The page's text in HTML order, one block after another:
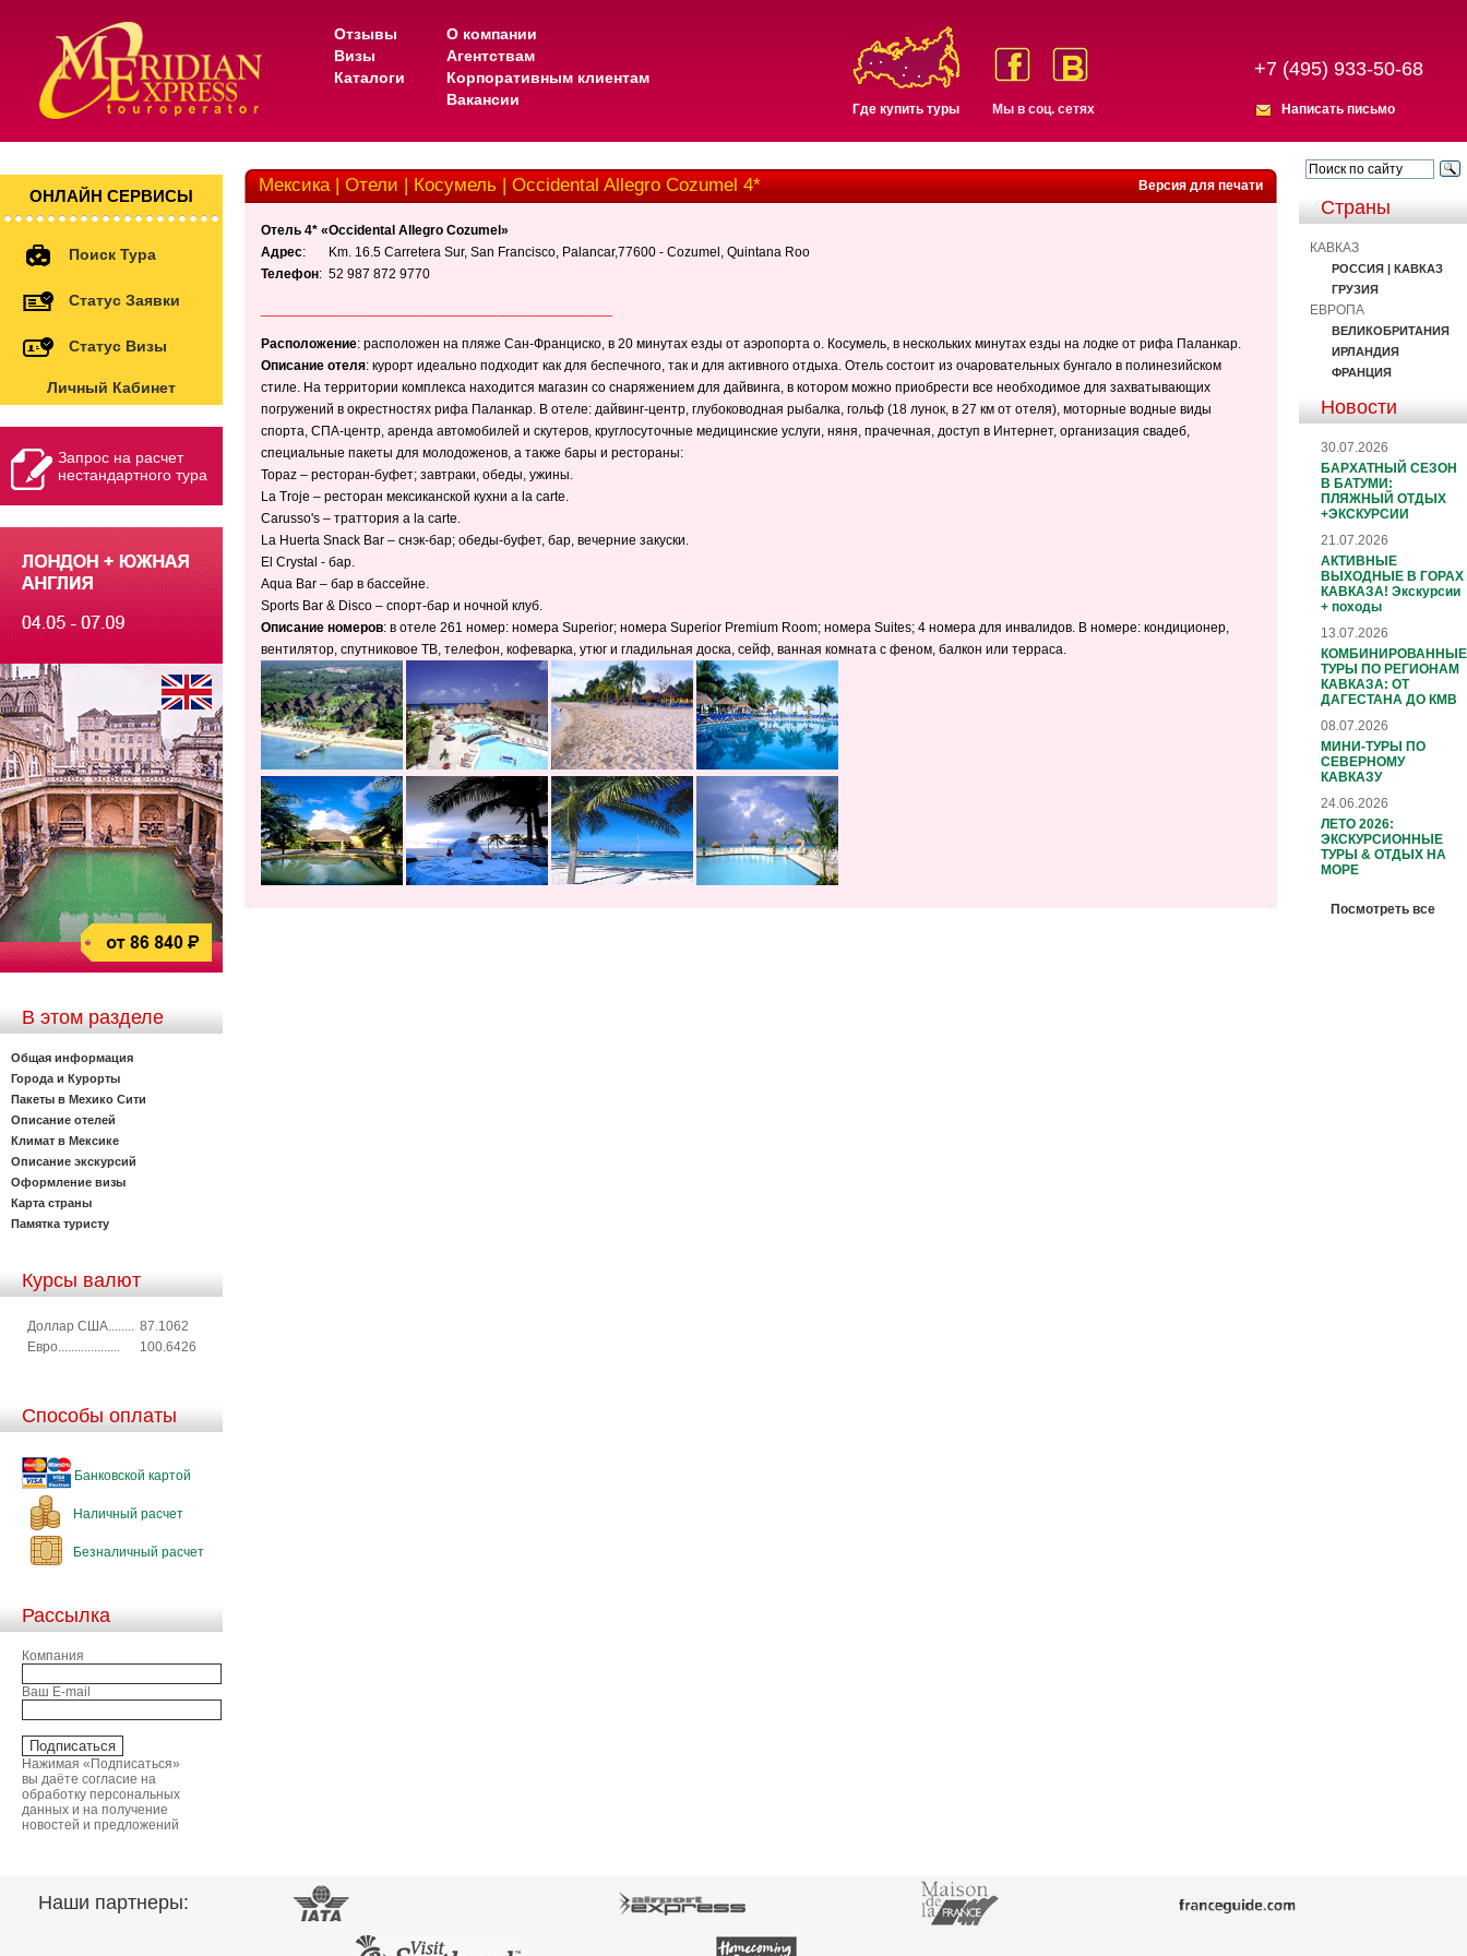
Отзывы
Визы
Каталоги
О компании
Агентствам
Корпоративным клиентам
Вакансии
Где купить туры Мы в соц. сетях
+7 (495) 933-50-68
Написать письмо
ОНЛАЙН СЕРВИСЫ
Поиск Тура
Статус Заявки
Статус Визы
Личный Кабинет
Запрос на расчет
нестандартного тура
В этом разделе
Общая информация
Города и Курорты
Пакеты в Мехико Сити
Описание отелей
Климат в Мексике
Описание экскурсий
Оформление визы
Карта страны
Памятка туристу
Курсы валют
Доллар США........ 87.1062
Евро...................
100.6426
Способы оплаты
Банковской картой
Наличный расчет
Безналичный расчет
Рассылка
Компания
Ваш E-mail
Нажимая «Подписаться»
вы даёте согласие на
обработку персональных
данных и на получение
новостей и предложений
Версия для печати
Мексика | Отели | Косумель | Occidental Allegro Cozumel 4*
Отель 4* «Occidental Allegro Cozumel»
Адрес: Km. 16.5 Carretera Sur, San Francisco, Palancar,77600 - Cozumel, Quintana Roo
Телефон: 52 987 872 9770
Расположение: расположен на пляже Сан-Франциско, в 20 минутах езды от аэропорта о. Косумель, в нескольких минутах езды на лодке от рифа Паланкар.
Описание отеля: курорт идеально подходит как для беспечного, так и для активного отдыха. Отель состоит из очаровательных бунгало в полинезийском
стиле. На территории комплекса находится магазин со снаряжением для дайвинга, в котором можно приобрести все необходимое для захватывающих
погружений в окрестностях рифа Паланкар. В отеле: дайвинг-центр, глубоководная рыбалка, гольф (18 лунок, в 27 км от отеля), моторные водные виды
спорта, СПА-центр, аренда автомобилей и скутеров, круглосуточные медицинские услуги, няня, прачечная, доступ в Интернет, организация свадеб,
специальные пакеты для молодоженов, а также бары и рестораны:
Topaz – ресторан-буфет; завтраки, обеды, ужины.
La Troje – ресторан мексиканской кухни a la carte.
Carusso's – траттория a la carte.
La Huerta Snack Bar – снэк-бар; обеды-буфет, бар, вечерние закуски.
El Crystal - бар.
Aqua Bar – бар в бассейне.
Sports Bar & Disco – спорт-бар и ночной клуб.
Описание номеров: в отеле 261 номер: номера Superior; номера Superior Premium Room; номера Suites; 4 номера для инвалидов. В номере: кондиционер,
вентилятор, спутниковое ТВ, телефон, кофеварка, утюг и гладильная доска, сейф, ванная комната с феном, балкон или терраса.
Страны
КАВКАЗ
РОССИЯ | КАВКАЗ
ГРУЗИЯ
ЕВРОПА
ВЕЛИКОБРИТАНИЯ
ИРЛАНДИЯ
ФРАНЦИЯ
Новости
30.07.2026
БАРХАТНЫЙ СЕЗОН
В БАТУМИ:
ПЛЯЖНЫЙ ОТДЫХ
+ЭКСКУРСИИ
21.07.2026
АКТИВНЫЕ
ВЫХОДНЫЕ В ГОРАХ
КАВКАЗА! Экскурсии
+ походы
13.07.2026
КОМБИНИРОВАННЫЕ
ТУРЫ ПО РЕГИОНАМ
КАВКАЗА: ОТ
ДАГЕСТАНА ДО КМВ
08.07.2026
МИНИ-ТУРЫ ПО
СЕВЕРНОМУ
КАВКАЗУ
24.06.2026
ЛЕТО 2026:
ЭКСКУРСИОННЫЕ
ТУРЫ & ОТДЫХ НА
МОРЕ
Посмотреть все
Наши партнеры: